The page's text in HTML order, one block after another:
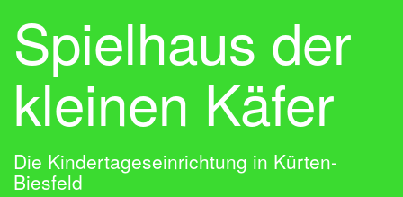
Spielhaus der
kleinen Käfer
Die Kindertageseinrichtung in Kürten-
Biesfeld